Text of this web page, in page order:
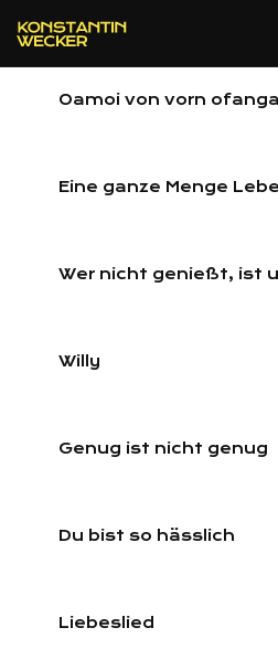
Oamoi von vorn ofanga
Eine ganze Menge
Wer nicht genießt, ist
Willy
Genug ist nicht genug
Du bist so hässlich
Liebeslied